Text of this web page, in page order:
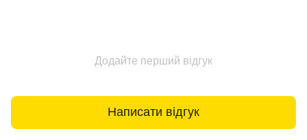
Додайте перший відгук
Написати відгук